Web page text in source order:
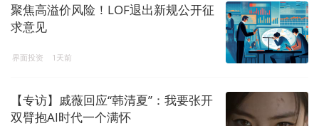
聚焦高溢价风险！LOF退出新规公开征
求意见
界面投资 1天前
【专访】戚薇回应“韩清夏”：我要张开
双臂抱AI时代一个满怀